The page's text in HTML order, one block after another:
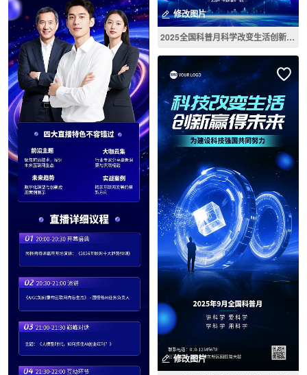
修改图片
2025全国科普月科学改变生活创新赢得未来主题宣传横版海报
修改图片